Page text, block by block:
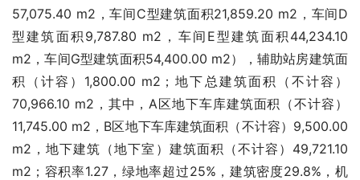
57,075.40 m2，车间C型建筑面积21,859.20 m2，车间D
型建筑面积9,787.80 m2，车间E型建筑面积44,234.10
m2，车间G型建筑面积54,400.00 m2），辅助站房建筑面
积（计容）1,800.00 m2；地下总建筑面积（不计容）
70,966.10 m2，其中，A区地下车库建筑面积（不计容）
11,745.00 m2，B区地下车库建筑面积（不计容）9,500.00
m2，地下建筑（地下室）建筑面积（不计容）49,721.10
m2；容积率1.27，绿地率超过25%，建筑密度29.8%，机